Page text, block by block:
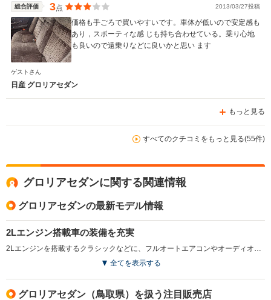
総合評価 3点 2013/03/27投稿
価格も手ごろで買いやすいです。車体が低いので安定感も
あり，スポーティな感 じも持ち合わせている。乗り心地
も良いので遠乗りなどに良いかと思い ます
ゲストさん
日産 グロリアセダン
もっと見る
すべてのクチコミをもっと見る(55件)
グロリアセダンに関する関連情報
グロリアセダンの最新モデル情報
2Lエンジン搭載車の装備を充実
全てを表示する
グロリアセダン（鳥取県）を扱う注目販売店